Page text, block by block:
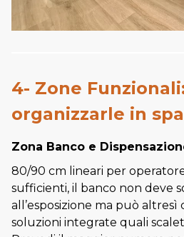
4- Zone
organizzarle in
Zona Banco e
80/90 cm lineari per
sufficienti, il banco non deve
all’esposizione ma può
soluzioni integrate quali